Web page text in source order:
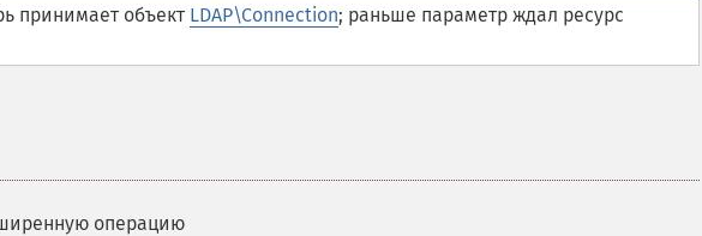
принимает объект LDAP\Connection; раньше параметр ждал ресурс
операцию